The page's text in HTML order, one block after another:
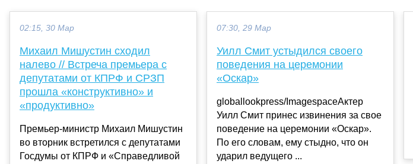
02:15, 30 Мар
Михаил Мишустин сходил
налево // Встреча премьера с
депутатами от КПРФ и СРЗП
прошла «конструктивно» и
«продуктивно»
Премьер-министр Михаил Мишустин
во вторник встретился с депутатами
Госдумы от КПРФ и «Справедливой
07:30, 29 Мар
Уилл Смит устыдился своего
поведения на церемонии
«Оскар»
globallookpress/ImagespaceАктер
Уилл Смит принес извинения за свое
поведение на церемонии «Оскар».
По его словам, ему стыдно, что он
ударил ведущего ...